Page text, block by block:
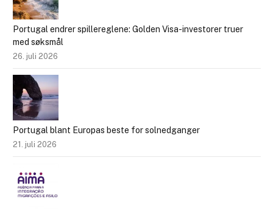
Portugal endrer spillereglene: Golden Visa-investorer truer
med søksmål
26. juli 2026
Portugal blant Europas beste for solnedganger
21. juli 2026